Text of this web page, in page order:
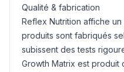
Qualité & fabrication
Reflex Nutrition affiche
produits sont fabriqués
subissent des tests
Growth Matrix est produit